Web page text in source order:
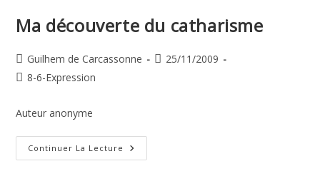
Ma découverte du catharisme
Auteur/autrice
de
Guilhem de Carcassonne
Publication
25/11/2009
Post8-6-Expression
Auteur anonyme
Continuer La Lecture Ma
Découverte